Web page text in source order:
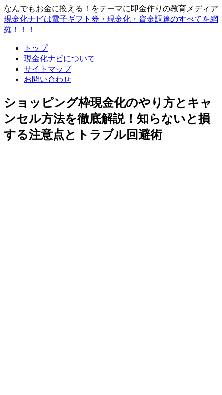
なんでもお金に換える！をテーマに即金作りの教育メディア
現金化ナビは電子ギフト券・現金化・資金調達のすべてを網
羅！！！
トップ
現金化ナビについて
サイトマップ
お問い合わせ
ショッピング枠現金化のやり方とキャ
ンセル方法を徹底解説！知らないと損
する注意点とトラブル回避術